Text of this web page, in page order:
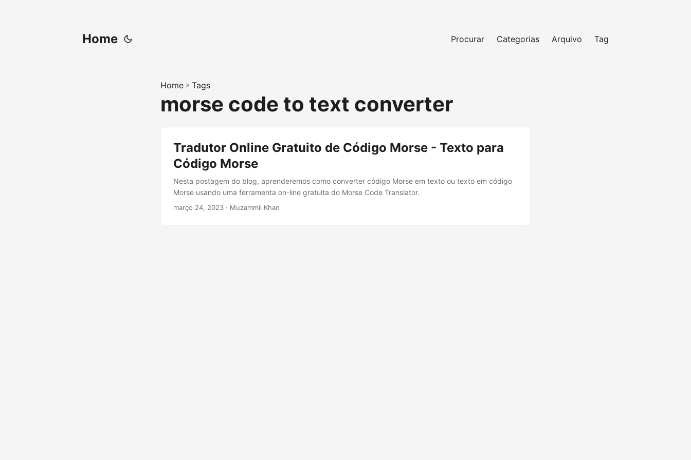
Home Procurar Categorias Arquivo Tag
Home » Tags
morse code to text converter
Tradutor Online Gratuito de Código Morse - Texto para
Código Morse
Nesta postagem do blog, aprenderemos como converter código Morse em texto ou texto em código
Morse usando uma ferramenta on-line gratuita do Morse Code Translator.
março 24, 2023 · Muzammil Khan